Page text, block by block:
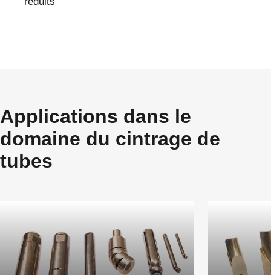
Applications dans le
domaine du cintrage de
tubes